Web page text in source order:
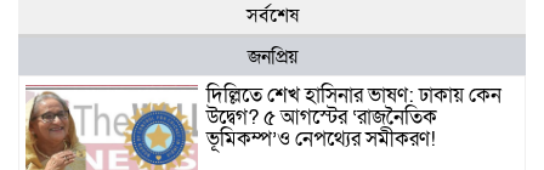
সর্বশেষ
জনপ্রিয়
দিল্লিতে শেখ হাসিনার ভাষণ: ঢাকায় কেন
উদ্বেগ? ৫ আগস্টের ‘রাজনৈতিক
ভূমিকম্প’ও নেপথ্যের সমীকরণ!